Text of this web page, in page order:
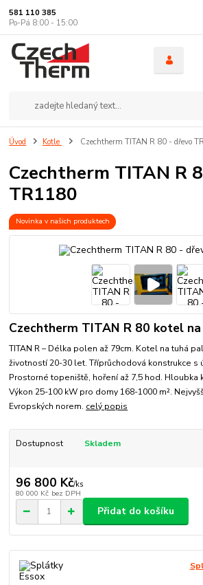
581 110 385
Po-Pá 8:00 - 15:00
Úvod Kotle Czechtherm TITAN R 80 - dřevo
Czechtherm TITAN R
TR1180
Novinka v našich produktech
Czechtherm TITAN R 80 kotel
TITAN R – Délka polen až 79cm. Kotel na tuhá
životností 20-30 let. Tříprůchodová konstrukce s
Prostorné topeniště, hoření až 7,5 hod. Hloubka
Výkon 25-100 kW pro domy 168-1000 m².
Evropských norem. celý popis
Dostupnost Skladem
96 800 Kč/ks
80 000 Kč bez DPH
Přidat do košíku